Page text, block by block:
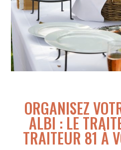
ORGANISEZ
ALBI : LE
TRAITEUR 81 À